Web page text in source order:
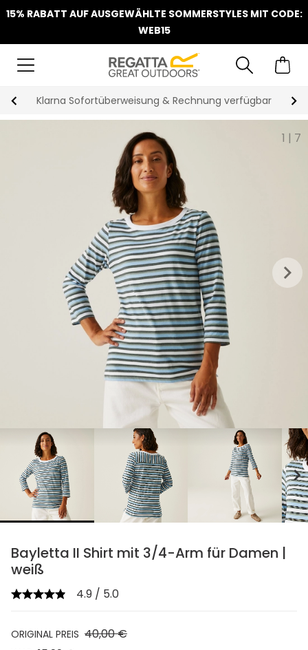
15% RABATT AUF AUSGEWÄHLTE SOMMERSTYLES MIT CODE:
WEB15
Klarna Sofortüberweisung & Rechnung verfügbar
1 | 7
keyboard_arrow_right
chevron_right
Bayletta II Shirt mit 3/4-Arm für Damen |
weiß
4.9 / 5.0
ORIGINAL PREIS 40,00 €